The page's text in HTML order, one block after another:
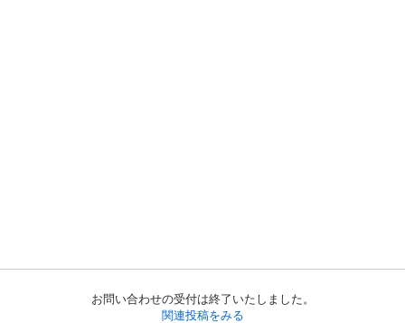
お問い合わせの受付は終了いたしました。
関連投稿をみる